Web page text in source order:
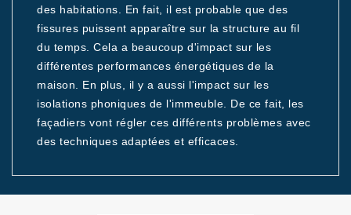
des habitations. En fait, il est probable que des
fissures puissent apparaître sur la structure au fil
du temps. Cela a beaucoup d'impact sur les
différentes performances énergétiques de la
maison. En plus, il y a aussi l'impact sur les
isolations phoniques de l'immeuble. De ce fait, les
façadiers vont régler ces différents problèmes avec
des techniques adaptées et efficaces.